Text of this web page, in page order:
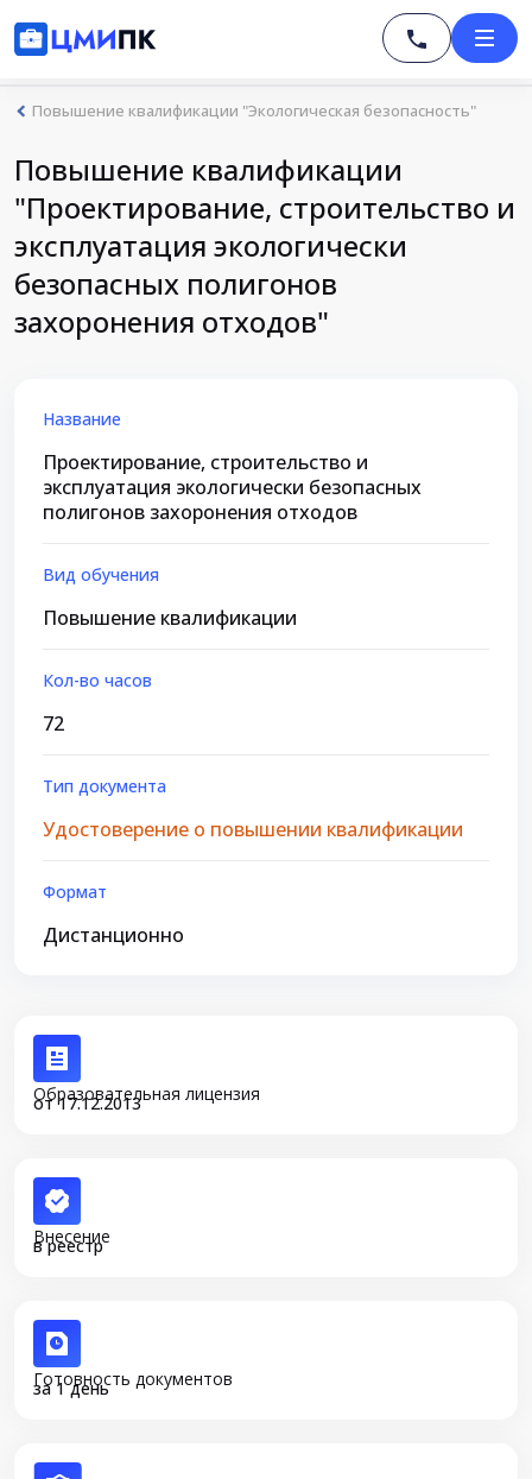
Повышение квалификации "Экологическая безопасность"
Повышение квалификации
"Проектирование, строительство и
эксплуатация экологически
безопасных полигонов
захоронения отходов"
Название
Проектирование, строительство и
эксплуатация экологически безопасных
полигонов захоронения отходов
Вид обучения
Повышение квалификации
Кол-во часов
72
Тип документа
Удостоверение о повышении квалификации
Формат
Дистанционно
Образовательная лицензия
от 17.12.2013
Внесение
в реестр
Готовность документов
за 1 день